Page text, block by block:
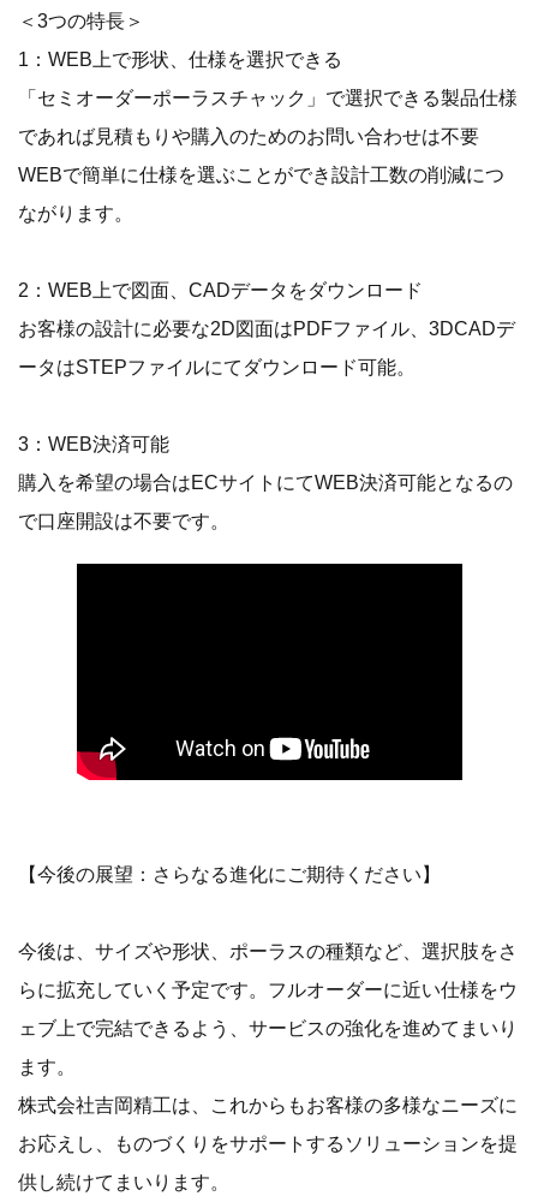
＜3つの特長＞
1：WEB上で形状、仕様を選択できる
「セミオーダーポーラスチャック」で選択できる製品仕様
であれば見積もりや購入のためのお問い合わせは不要
WEBで簡単に仕様を選ぶことができ設計工数の削減につ
ながります。
2：WEB上で図面、CADデータをダウンロード
お客様の設計に必要な2D図面はPDFファイル、3DCADデ
ータはSTEPファイルにてダウンロード可能。
3：WEB決済可能
購入を希望の場合はECサイトにてWEB決済可能となるの
で口座開設は不要です。
【今後の展望：さらなる進化にご期待ください】
今後は、サイズや形状、ポーラスの種類など、選択肢をさ
らに拡充していく予定です。フルオーダーに近い仕様をウ
ェブ上で完結できるよう、サービスの強化を進めてまいり
ます。
株式会社吉岡精工は、これからもお客様の多様なニーズに
お応えし、ものづくりをサポートするソリューションを提
供し続けてまいります。